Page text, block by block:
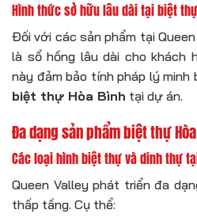
Hình thức sở hữu lâu dài tại biệt
Đối với các sản phẩm tại
là sổ hồng lâu dài cho khách
này đảm bảo tính pháp lý
biệt thự Hòa Bình tại dự án.
Đa dạng sản phẩm biệt thự
Các loại hình biệt thự và dinh thự
Queen Valley phát triển đa
thấp tầng. Cụ thể: